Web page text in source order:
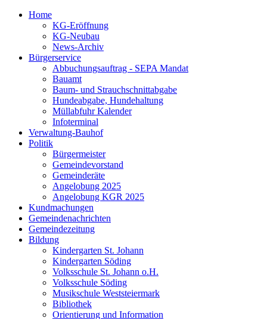
Home
KG-Eröffnung
KG-Neubau
News-Archiv
Bürgerservice
Abbuchungsauftrag - SEPA Mandat
Bauamt
Baum- und Strauchschnittabgabe
Hundeabgabe, Hundehaltung
Müllabfuhr Kalender
Infoterminal
Verwaltung-Bauhof
Politik
Bürgermeister
Gemeindevorstand
Gemeinderäte
Angelobung 2025
Angelobung KGR 2025
Kundmachungen
Gemeindenachrichten
Gemeindezeitung
Bildung
Kindergarten St. Johann
Kindergarten Söding
Volksschule St. Johann o.H.
Volksschule Söding
Musikschule Weststeiermark
Bibliothek
Orientierung und Information